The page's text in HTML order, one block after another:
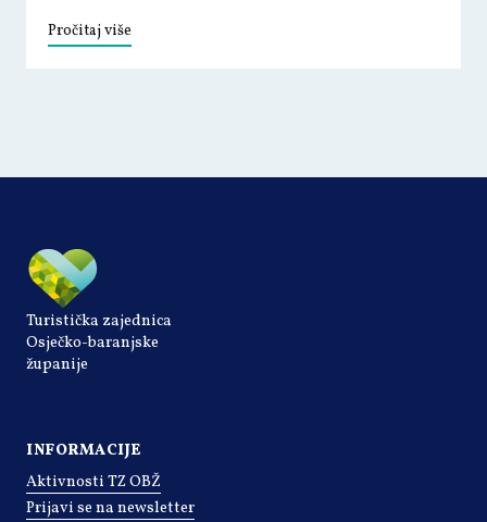
Pročitaj više
Turistička zajednica
Osječko-baranjske
županije
INFORMACIJE
Aktivnosti TZ OBŽ
Prijavi se na newsletter